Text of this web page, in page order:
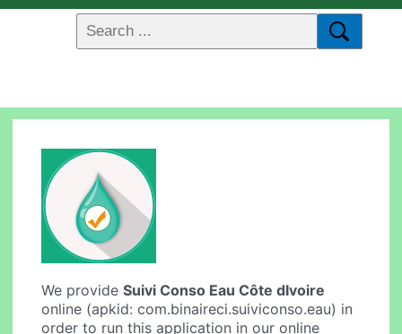
We provideSuivi Conso Eau Côte dIvoire
online (apkid: com.binaireci.suiviconso.eau) in
order to run this application in our online